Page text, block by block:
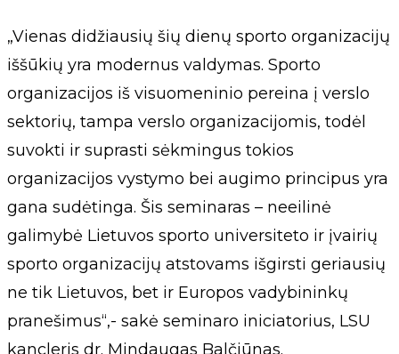
„Vienas didžiausių šių dienų sporto organizacijų
iššūkių yra modernus valdymas. Sporto
organizacijos iš visuomeninio pereina į verslo
sektorių, tampa verslo organizacijomis, todėl
suvokti ir suprasti sėkmingus tokios
organizacijos vystymo bei augimo principus yra
gana sudėtinga. Šis seminaras – neeilinė
galimybė Lietuvos sporto universiteto ir įvairių
sporto organizacijų atstovams išgirsti geriausių
ne tik Lietuvos, bet ir Europos vadybininkų
pranešimus“,- sakė seminaro iniciatorius, LSU
kancleris dr. Mindaugas Balčiūnas.